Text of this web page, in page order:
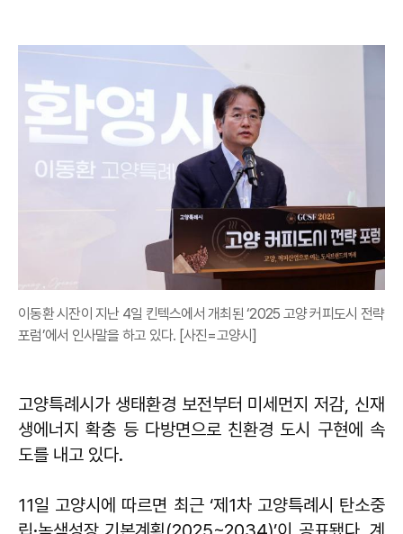
이동환 시잔이 지난 4일 킨텍스에서 개최된 ‘2025 고양 커피도시 전략
포럼’에서 인사말을 하고 있다. [사진=고양시]
고양특례시가 생태환경 보전부터 미세먼지 저감, 신재
생에너지 확충 등 다방면으로 친환경 도시 구현에 속
도를 내고 있다.
11일 고양시에 따르면 최근 ‘제1차 고양특례시 탄소중